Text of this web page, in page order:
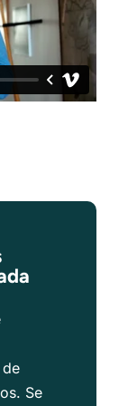
Se